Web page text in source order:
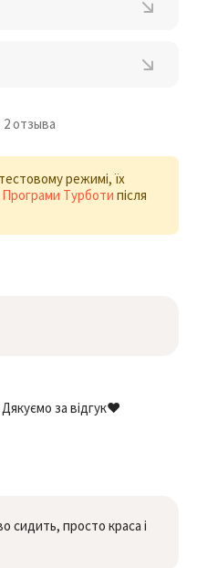
2 отзыва
режимі, їх
Програми Турботи після
за відгук❤️
сидить, просто краса і